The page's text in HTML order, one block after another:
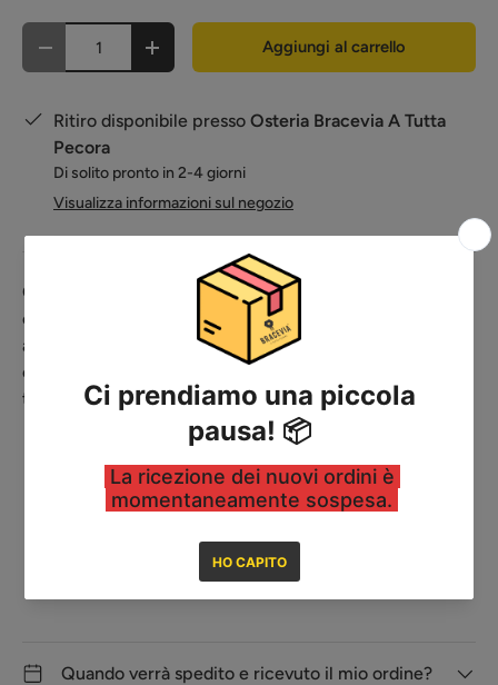
- + Aggiungi al carrello
Ritiro disponibile presso Osteria Bracevia A Tutta
Pecora
Di solito pronto in 2-4 giorni
Visualizza informazioni sul negozio
Canalina in ferro spessoremm. 0,8
così per un minor ingombro da utilizzare solo in spazi
aperti e terrazzi e giardino. Cuoce circa
come da rigorosa tradizione abruzzese. Comoda da
trasportare.
Non spegnere con l'acqua dopo l'utilizzo ma
attendere il raffreddamento.
Dimensione: 50cm
Spedizione e Consegna
Quando verrà spedito e ricevuto il mio ordine?